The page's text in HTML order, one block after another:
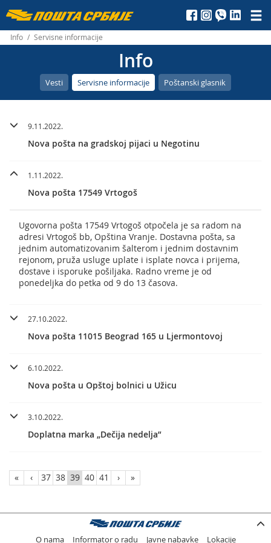
Пошта
Србије
д.о.о.
Info / Servisne informacije
Info
Vesti Servisne informacije Poštanski glasnik
9.11.2022.
Nova pošta na gradskoj pijaci u Negotinu
1.11.2022.
Nova pošta 17549 Vrtogoš
Ugovorna pošta 17549 Vrtogoš otpočela je sa radom na
adresi Vrtogoš bb, Opština Vranje. Dostavna pošta, sa
jednim automatizovanim šalterom i jednim dostavnim
rejonom, pruža usluge uplate i isplate novca i prijema,
dostave i isporuke pošiljaka. Radno vreme je od
ponedeljka do petka od 9 do 13 časova.
27.10.2022.
Nova pošta 11015 Beograd 165 u Ljermontovoj
6.10.2022.
Nova pošta u Opštoj bolnici u Užicu
3.10.2022.
Doplatna marka „Dečija nedelja”
« ‹ 37 38 39 40 41 › »
O nama Informator o radu Javne nabavke Lokacije